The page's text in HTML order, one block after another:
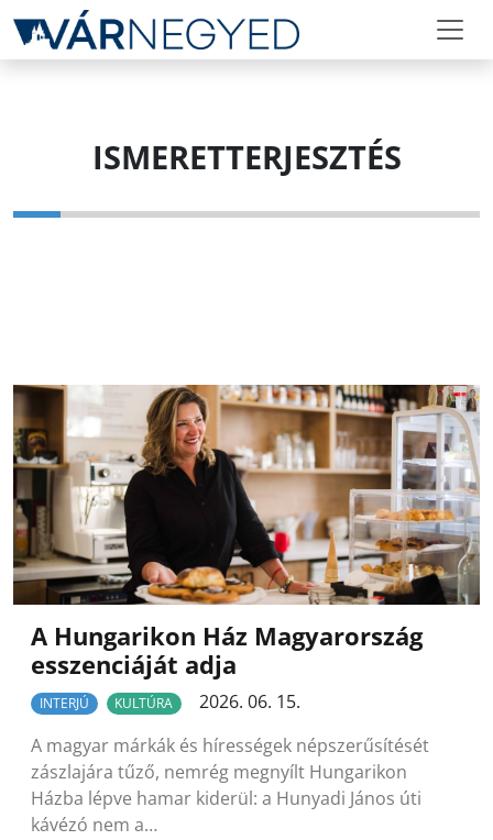
ISMERETTERJESZTÉS
A Hungarikon Ház Magyarország
esszenciáját adja
INTERJÚ KULTÚRA
2026. 06. 15.
A magyar márkák és hírességek népszerűsítését
zászlajára tűző, nemrég megnyílt Hungarikon
Házba lépve hamar kiderül: a Hunyadi János úti
kávézó nem a…